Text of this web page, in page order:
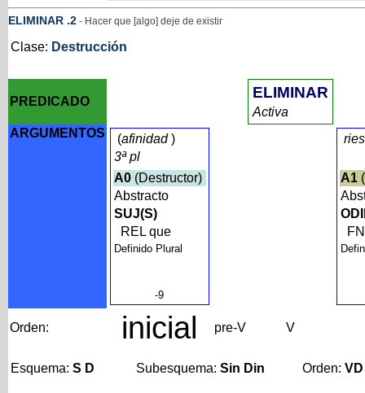
ELIMINAR .2- Hacer que [algo] deje de existir
Clase: Destrucción
PREDICADO
ELIMINAR
Activa
ARGUMENTOS
(afinidad)
3ª pl
A0(Destructor)
Abstracto
SUJ(S)
REL que
Definido Plural
-9
A1
Orden: inicial pre-V V
Esquema: S D Subesquema: Sin Din Orden: VD